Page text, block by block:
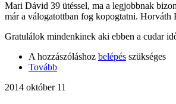
Mari Dávid 39 ütéssel, ma a legjobbnak
már a válogatottban fog kopogtatni. Horváth
Gratulálok mindenkinek aki ebben a cudar
A hozzászóláshoz belépés szükséges
Tovább
2014 október 11